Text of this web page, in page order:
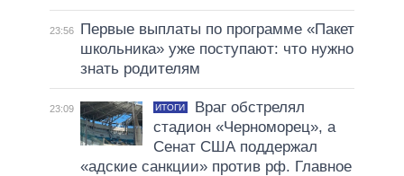
23:56
Первые выплаты по программе «Пакет
школьника» уже поступают: что нужно
знать родителям
23:09 ИТОГИ
Враг обстрелял
стадион «Черноморец», а
Сенат США поддержал
«адские санкции» против рф. Главное